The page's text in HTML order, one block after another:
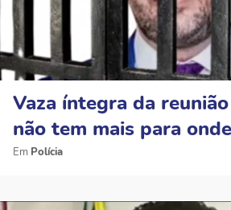
Vaza íntegra da reunião
não tem mais para
Polícia